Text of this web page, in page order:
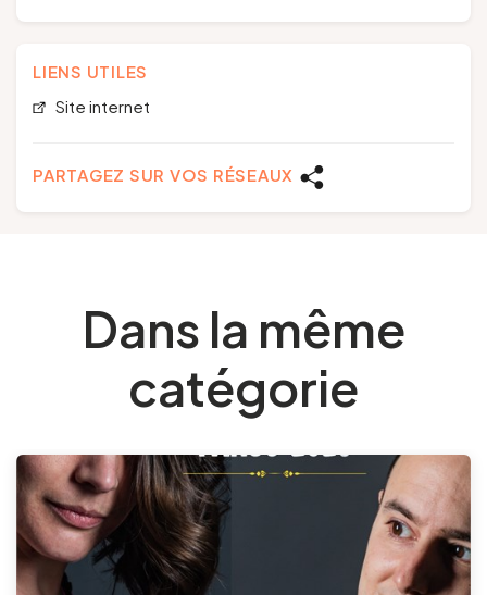
LIENS UTILES
Site internet
PARTAGEZ SUR VOS RÉSEAUX
Dans la même
catégorie